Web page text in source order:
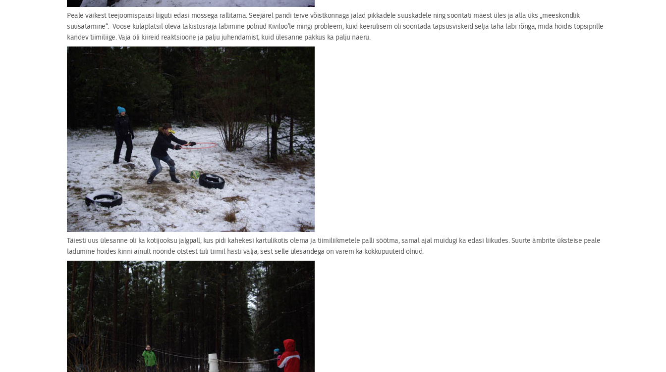
Peale väikest teejoomispausi liiguti edasi mossega rallitama. Seejärel pandi terve võistkonnaga jalad pikkadele suuskadele ning sooritati mäest üles ja alla üks „meeskondlik
suusatamine“. Voose külaplatsil oleva takistusraja läbimine polnud Kiviloo’le mingi probleem, kuid keerulisem oli sooritada täpsusviskeid selja taha läbi rõnga, mida hoidis topsiprille
kandev tiimiliige. Vaja oli kiireid reaktsioone ja palju juhendamist, kuid ülesanne pakkus ka palju naeru.
Täiesti uus ülesanne oli ka kotijooksu jalgpall, kus pidi kahekesi kartulikotis olema ja tiimiliikmetele palli söötma, samal ajal muidugi ka edasi liikudes. Suurte ämbrite üksteise peale
ladumine hoides kinni ainult nööride otstest tuli tiimil hästi välja, sest selle ülesandega on varem ka kokkupuuteid olnud.